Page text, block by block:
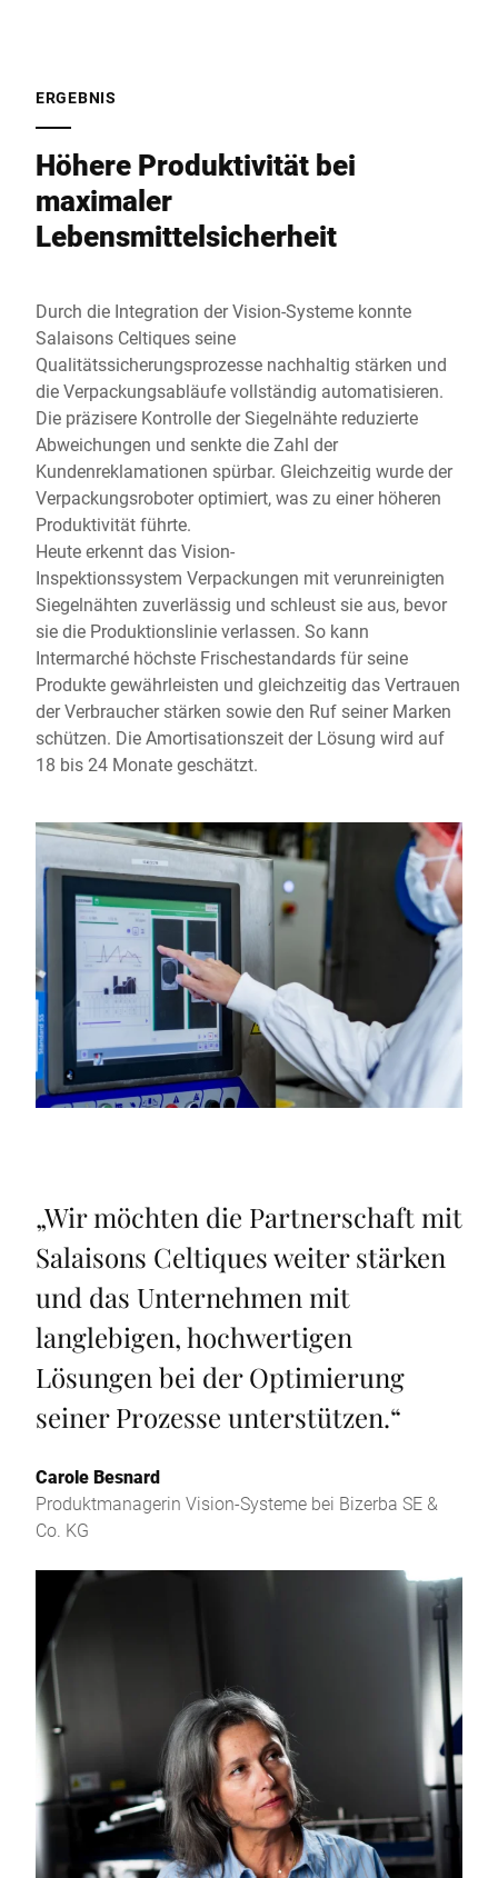
ERGEBNIS
Höhere Produktivität bei
maximaler
Lebensmittelsicherheit
Durch die Integration der Vision-Systeme konnte
Salaisons Celtiques seine
Qualitätssicherungsprozesse nachhaltig stärken und
die Verpackungsabläufe vollständig automatisieren.
Die präzisere Kontrolle der Siegelnähte reduzierte
Abweichungen und senkte die Zahl der
Kundenreklamationen spürbar. Gleichzeitig wurde der
Verpackungsroboter optimiert, was zu einer höheren
Produktivität führte.
Heute erkennt das Vision-
Inspektionssystem Verpackungen mit verunreinigten
Siegelnähten zuverlässig und schleust sie aus, bevor
sie die Produktionslinie verlassen. So kann
Intermarché höchste Frischestandards für seine
Produkte gewährleisten und gleichzeitig das Vertrauen
der Verbraucher stärken sowie den Ruf seiner Marken
schützen. Die Amortisationszeit der Lösung wird auf
18 bis 24 Monate geschätzt.
„Wir möchten die Partnerschaft mit
Salaisons Celtiques weiter stärken
und das Unternehmen mit
langlebigen, hochwertigen
Lösungen bei der Optimierung
seiner Prozesse unterstützen.“
Carole Besnard
Produktmanagerin Vision-Systeme bei Bizerba SE &
Co. KG